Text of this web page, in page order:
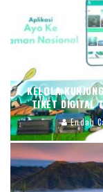
KELOLA
TIKET DIGITAL
Endah